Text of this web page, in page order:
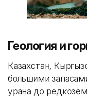
Геология и
Казахстан,
большими
урана до